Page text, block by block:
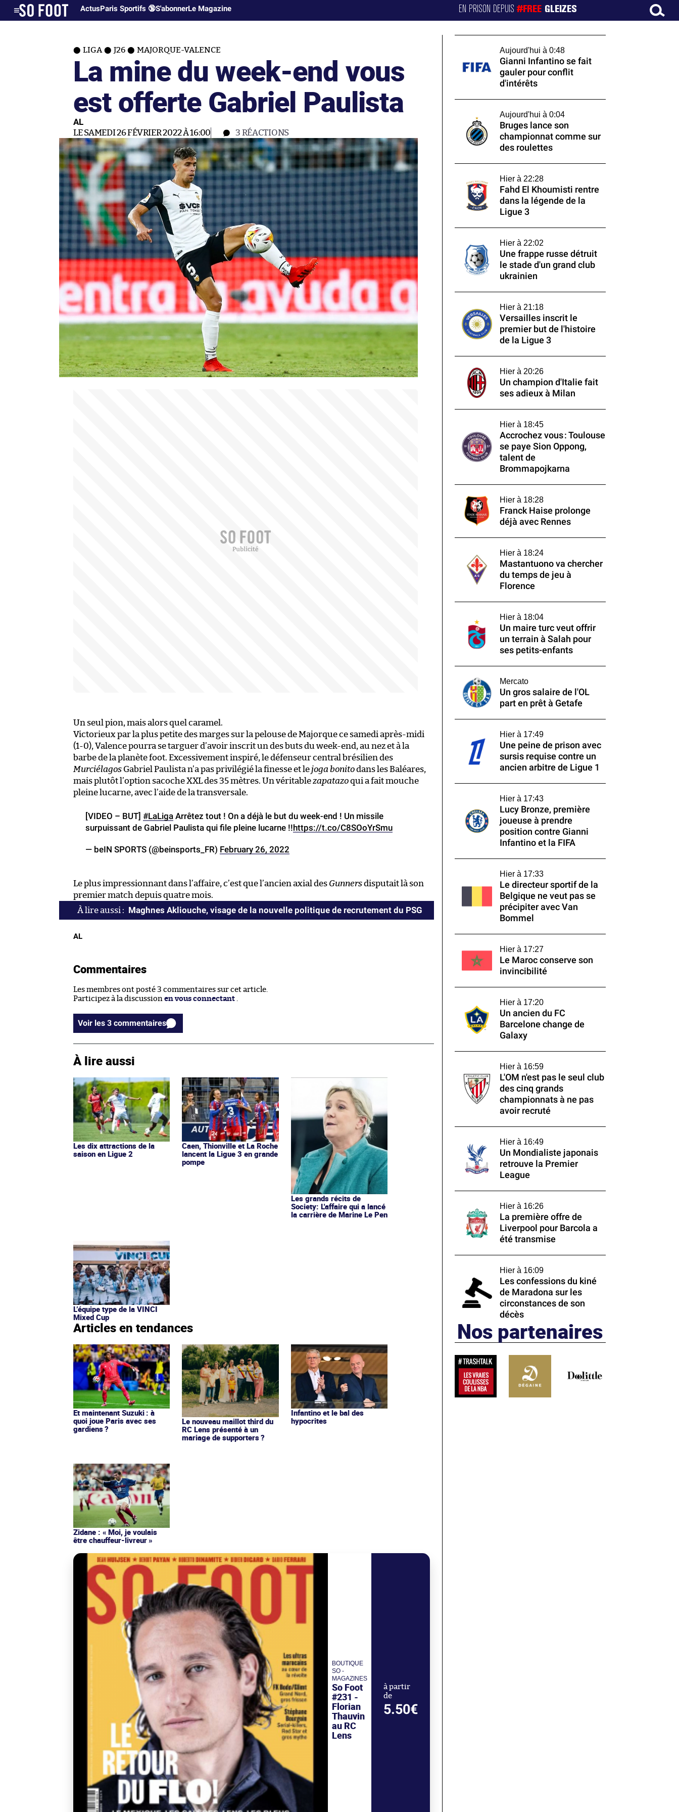
ActusParis Sportifs 🔞S'abonnerLe Magazine EN PRISON DEPUIS#FREE GLEIZES
LIGA J26 MAJORQUE-VALENCE
La mine du week-end vous
est offerte Gabriel Paulista
AL
LE SAMEDI 26 FÉVRIER 2022 À 16:00 3 RÉACTIONS
Un seul pion, mais alors quel caramel.
Victorieux par la plus petite des marges sur la pelouse de Majorque ce samedi après-midi
(1-0), Valence pourra se targuer d’avoir inscrit un des buts du week-end, au nez et à la
barbe de la planète foot. Excessivement inspiré, le défenseur central brésilien des
Murciélagos Gabriel Paulista n’a pas privilégié la finesse et le joga bonitodans les Baléares,
mais plutôt l’option sacoche XXL des 35 mètres. Un véritablezapatazoqui a fait mouche
pleine lucarne, avec l’aide de la transversale.
[VIDEO – BUT] #LaLiga Arrêtez tout ! On a déjà le but du week-end ! Un missile
surpuissant de Gabriel Paulista qui file pleine lucarne !!https://t.co/C8SOoYrSmu
— beIN SPORTS (@beinsports_FR) February 26, 2022
Le plus impressionnant dans l’affaire, c’est que l’ancien axial des Gunnersdisputait là son
premier match depuis quatre mois.
Maghnes Akliouche, visage de la nouvelle politique de recrutement du PSG
AL
Commentaires
Les membres ont posté 3 commentaires sur cet article.
Participez à la discussion en vous connectant
Voir les 3 commentaires
À lire aussi
Les dix attractions de la
saison en Ligue 2
Caen, Thionville et La Roche
lancent la Ligue 3 en grande
pompe
Les grands récits de
Society: L'affaire qui a lancé
la carrière de Marine Le Pen
L’équipe type de la VINCI
Mixed Cup
Articles en tendances
Et maintenant Suzuki : à
quoi joue Paris avec ses
gardiens ?
Le nouveau maillot third du
RC Lens présenté à un
mariage de supporters ?
Infantino et le bal des
hypocrites
Zidane : « Moi, je voulais
être chauffeur-livreur »
BOUTIQUE
SO -
MAGAZINES
So Foot
#231 -
Florian
Thauvin
au RC
Lens
à partir
de
5.50€
Aujourd'hui à 0:48
Gianni Infantino se fait
gauler pour conflit
d'intérêts
Aujourd'hui à 0:04
Bruges lance son
championnat comme sur
des roulettes
Hier à 22:28
Fahd El Khoumisti rentre
dans la légende de la
Ligue 3
Hier à 22:02
Une frappe russe détruit
le stade d'un grand club
ukrainien
Hier à 21:18
Versailles inscrit le
premier but de l'histoire
de la Ligue 3
Hier à 20:26
Un champion d'Italie fait
ses adieux à Milan
Hier à 18:45
Accrochez vous : Toulouse
se paye Sion Oppong,
talent de
Brommapojkarna
Hier à 18:28
Franck Haise prolonge
déjà avec Rennes
Hier à 18:24
Mastantuono va chercher
du temps de jeu à
Florence
Hier à 18:04
Un maire turc veut offrir
un terrain à Salah pour
ses petits-enfants
Mercato
Un gros salaire de l'OL
part en prêt à Getafe
Hier à 17:49
Une peine de prison avec
sursis requise contre un
ancien arbitre de Ligue 1
Hier à 17:43
Lucy Bronze, première
joueuse à prendre
position contre Gianni
Infantino et la FIFA
Hier à 17:33
Le directeur sportif de la
Belgique ne veut pas se
précipiter avec Van
Bommel
Hier à 17:27
Le Maroc conserve son
invincibilité
Hier à 17:20
Un ancien du FC
Barcelone change de
Galaxy
Hier à 16:59
L'OM n'est pas le seul club
des cinq grands
championnats à ne pas
avoir recruté
Hier à 16:49
Un Mondialiste japonais
retrouve la Premier
League
Hier à 16:26
La première offre de
Liverpool pour Barcola a
été transmise
Hier à 16:09
Les confessions du kiné
de Maradona sur les
circonstances de son
décès
Nos partenaires